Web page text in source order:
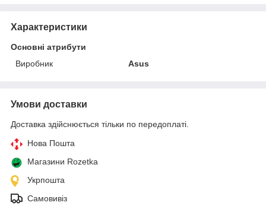
Характеристики
Основні атрибути
Виробник
Asus
Умови доставки
Доставка здійснюється тільки по передоплаті.
Нова Пошта
Магазини Rozetka
Укрпошта
Самовивіз